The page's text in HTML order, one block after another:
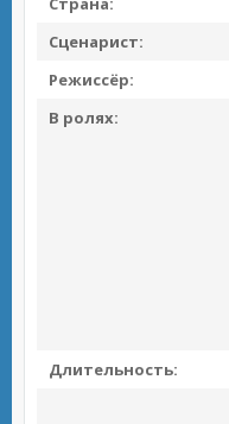
Сценарист:
Режиссёр:
В ролях:
Длительность: